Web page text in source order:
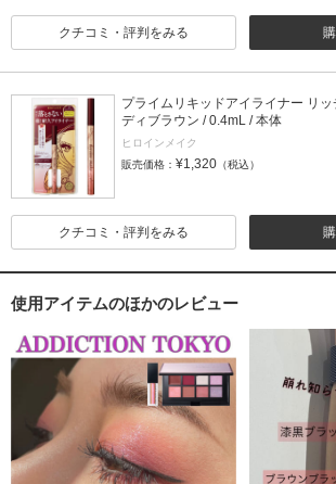
クチコミ・評判をみる
プライムリキッドアイライナー リ
ディブラウン / 0.4mL / 本体
ヒロインメイク
販売価格： ¥1,320 （税込）
クチコミ・評判をみる
使用アイテムのほかのレビュー